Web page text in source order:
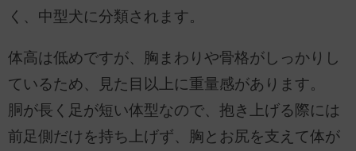
く、中型犬に分類されます。
体高は低めですが、胸まわりや骨格がしっかりし
ているため、見た目以上に重量感があります。
胴が長く足が短い体型なので、抱き上げる際には
前足側だけを持ち上げず、胸とお尻を支えて体が